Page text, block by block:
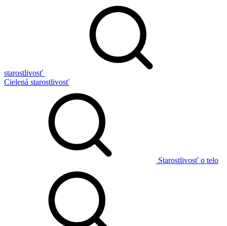
starostlivosť
Cielená starostlivosť
Starostlivosť o telo